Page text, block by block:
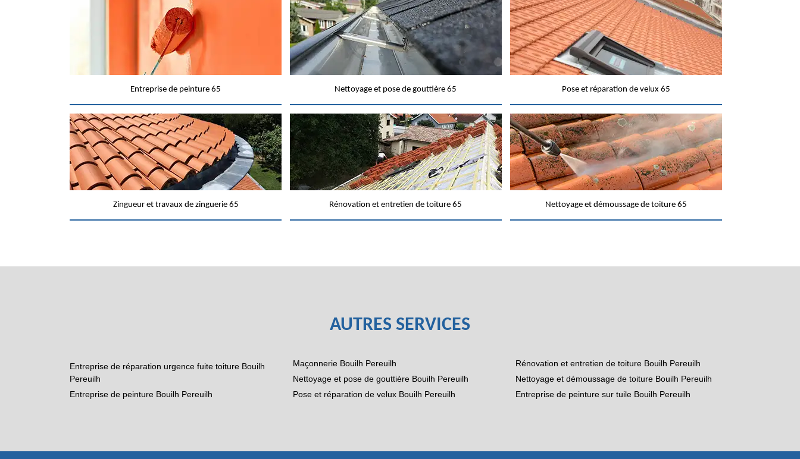
Entreprise de peinture 65 Nettoyage et pose de gouttière 65 Pose et réparation de velux 65
Zingueur et travaux de zinguerie 65 Rénovation et entretien de toiture 65 Nettoyage et démoussage de toiture 65
AUTRES SERVICES
Entreprise de réparation urgence fuite toiture Bouilh
Pereuilh
Entreprise de peinture Bouilh Pereuilh
Maçonnerie Bouilh Pereuilh
Nettoyage et pose de gouttière Bouilh Pereuilh
Pose et réparation de velux Bouilh Pereuilh
Rénovation et entretien de toiture Bouilh Pereuilh
Nettoyage et démoussage de toiture Bouilh Pereuilh
Entreprise de peinture sur tuile Bouilh Pereuilh